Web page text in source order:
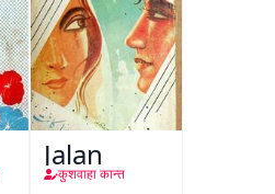
Jalan
कुशवाहा कान्त